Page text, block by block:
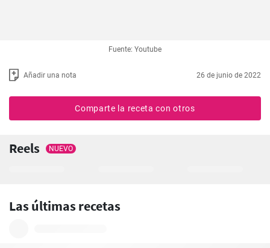
Fuente: Youtube
Añadir una nota 26 de junio de 2022
Comparte la receta con otros
Reels NUEVO
Las últimas recetas